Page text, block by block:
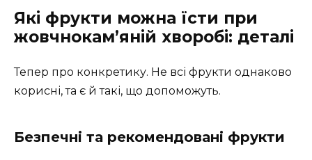
Які фрукти можна їсти при
жовчнокам’яній хворобі: деталі
Тепер про конкретику. Не всі фрукти однаково
корисні, та є й такі, що допоможуть.
Безпечні та рекомендовані фрукти